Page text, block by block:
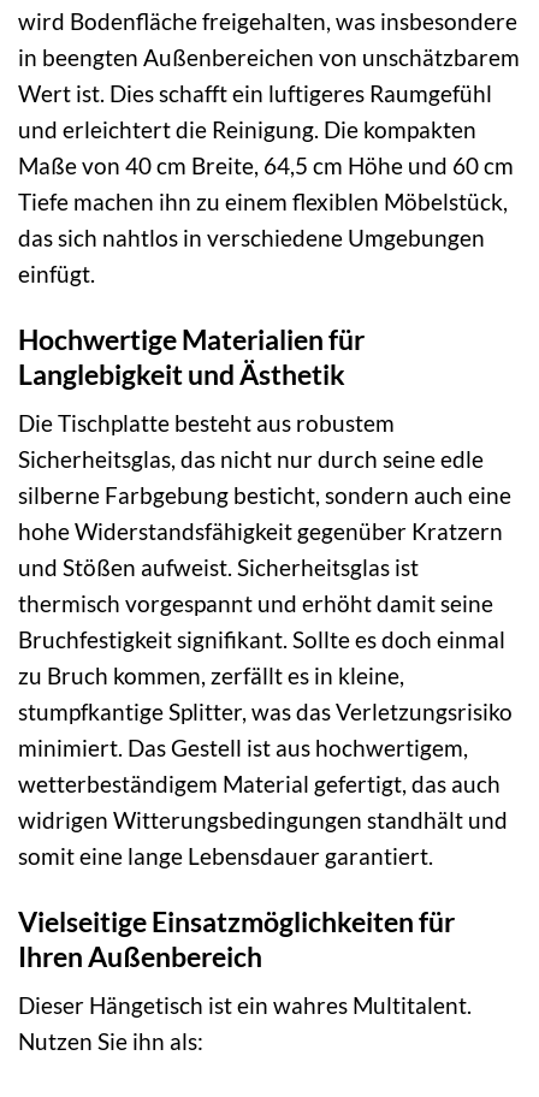
wird Bodenfläche freigehalten, was insbesondere
in beengten Außenbereichen von unschätzbarem
Wert ist. Dies schafft ein luftigeres Raumgefühl
und erleichtert die Reinigung. Die kompakten
Maße von 40 cm Breite, 64,5 cm Höhe und 60 cm
Tiefe machen ihn zu einem flexiblen Möbelstück,
das sich nahtlos in verschiedene Umgebungen
einfügt.
Hochwertige Materialien für
Langlebigkeit und Ästhetik
Die Tischplatte besteht aus robustem
Sicherheitsglas, das nicht nur durch seine edle
silberne Farbgebung besticht, sondern auch eine
hohe Widerstandsfähigkeit gegenüber Kratzern
und Stößen aufweist. Sicherheitsglas ist
thermisch vorgespannt und erhöht damit seine
Bruchfestigkeit signifikant. Sollte es doch einmal
zu Bruch kommen, zerfällt es in kleine,
stumpfkantige Splitter, was das Verletzungsrisiko
minimiert. Das Gestell ist aus hochwertigem,
wetterbeständigem Material gefertigt, das auch
widrigen Witterungsbedingungen standhält und
somit eine lange Lebensdauer garantiert.
Vielseitige Einsatzmöglichkeiten für
Ihren Außenbereich
Dieser Hängetisch ist ein wahres Multitalent.
Nutzen Sie ihn als: